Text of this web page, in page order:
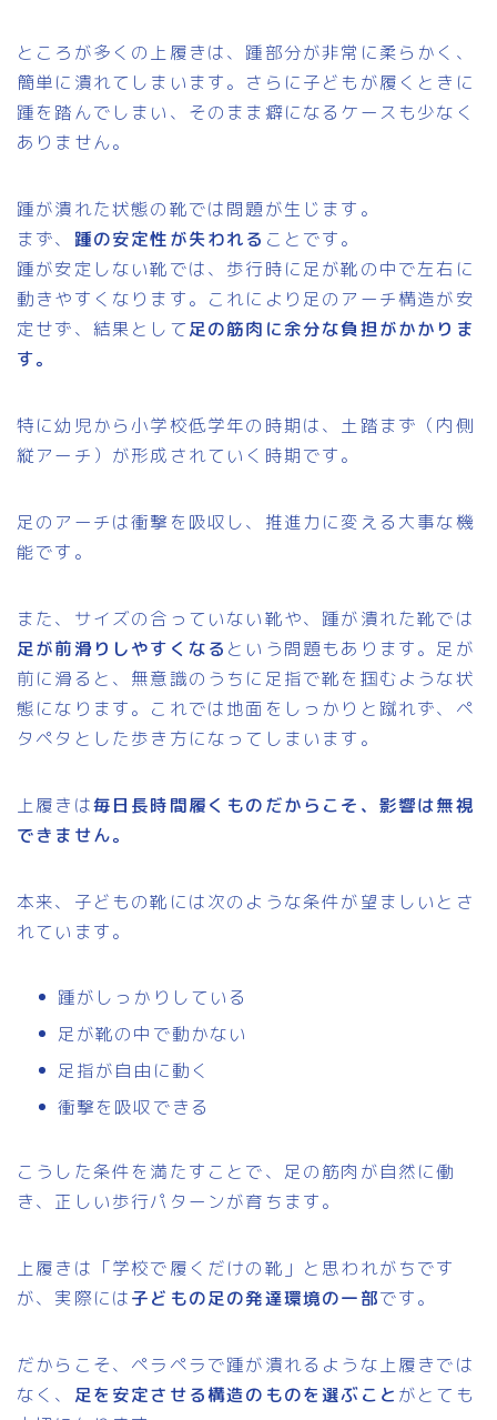
ところが多くの上履きは、踵部分が非常に柔らかく、
簡単に潰れてしまいます。さらに子どもが履くときに
踵を踏んでしまい、そのまま癖になるケースも少なく
ありません。
踵が潰れた状態の靴では問題が生じます。
まず、 踵の安定性が失われる ことです。
踵が安定しない靴では、歩行時に足が靴の中で左右に
動きやすくなります。これにより足のアーチ構造が安
定せず、結果として足の筋肉に余分な負担がかかりま
す。
特に幼児から小学校低学年の時期は、土踏まず（内側
縦アーチ）が形成されていく時期です。
足のアーチは衝撃を吸収し、推進力に変える大事な機
能です。
また、サイズの合っていない靴や、踵が潰れた靴では
足が前滑りしやすくなる という問題もあります。足が
前に滑ると、無意識のうちに足指で靴を掴むような状
態になります。これでは地面をしっかりと蹴れず、ペ
タペタとした歩き方になってしまいます。
上履きは毎日長時間履くものだからこそ、影響は無視
できません。
本来、子どもの靴には次のような条件が望ましいとさ
れています。
踵がしっかりしている
足が靴の中で動かない
足指が自由に動く
衝撃を吸収できる
こうした条件を満たすことで、足の筋肉が自然に働
き、正しい歩行パターンが育ちます。
上履きは「学校で履くだけの靴」と思われがちです
が、実際には子どもの足の発達環境の一部です。
だからこそ、ペラペラで踵が潰れるような上履きでは
なく、 足を安定させる構造のものを選ぶこと がとても